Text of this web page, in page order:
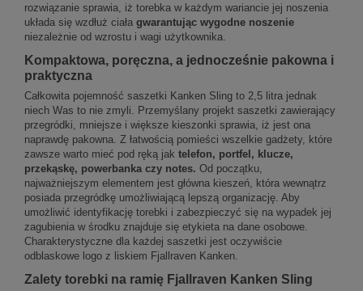
rozwiązanie sprawia, iż torebka w każdym wariancie jej noszenia
układa się wzdłuż ciała gwarantując wygodne noszenie
niezależnie od wzrostu i wagi użytkownika.
Kompaktowa, poręczna, a jednocześnie pakowna i
praktyczna
Całkowita pojemność saszetki Kanken Sling to 2,5 litra jednak
niech Was to nie zmyli. Przemyślany projekt saszetki zawierający
przegródki, mniejsze i większe kieszonki sprawia, iż jest ona
naprawdę pakowna. Z łatwością pomieści wszelkie gadżety, które
zawsze warto mieć pod ręką jak telefon, portfel, klucze,
przekąskę, powerbanka czy notes. Od początku,
najważniejszym elementem jest główna kieszeń, która wewnątrz
posiada przegródkę umożliwiającą lepszą organizację. Aby
umożliwić identyfikację torebki i zabezpieczyć się na wypadek jej
zagubienia w środku znajduje się etykieta na dane osobowe.
Charakterystyczne dla każdej saszetki jest oczywiście
odblaskowe logo z liskiem Fjallraven Kanken.
Zalety torebki na ramię Fjallraven Kanken Sling